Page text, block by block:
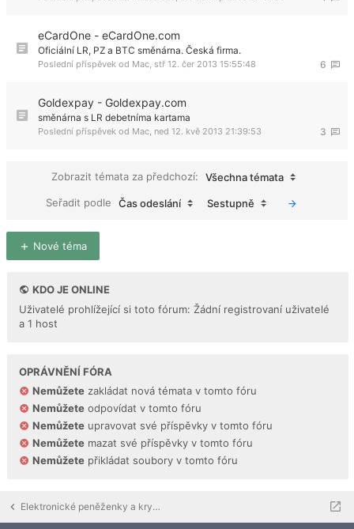
eCardOne - eCardOne.com
Oficiální LR, PZ a BTC směnárna. Česká firma.
6
Poslední příspěvek od Mac, stř 12. čer 2013 15:55:48
Goldexpay - Goldexpay.com
směnárna s LR debetníma kartama
3
Poslední příspěvek od Mac, ned 12. kvě 2013 21:39:53
Zobrazit témata za předchozí:
Všechna témata
Seřadit podle
Čas odeslání Sestupně
Nové téma
KDO JE ONLINE
Uživatelé prohlížející si toto fórum: Žádní registrovaní uživatelé
a 1 host
OPRÁVNĚNÍ FÓRA
Nemůžete zakládat nová témata v tomto fóru
Nemůžete odpovídat v tomto fóru
Nemůžete upravovat své příspěvky v tomto fóru
Nemůžete mazat své příspěvky v tomto fóru
Nemůžete přikládat soubory v tomto fóru
Elektronické peněženky a kryptoměny